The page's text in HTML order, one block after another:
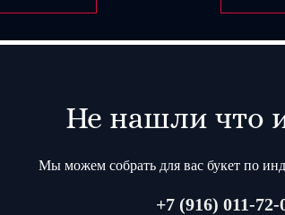
Не нашли что
Мы можем собрать для вас букет по
+7 (916) 011-72-